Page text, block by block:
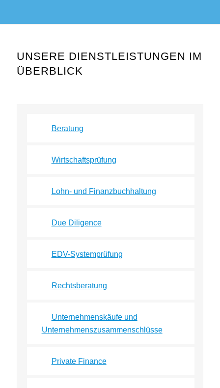
UNSERE DIENSTLEISTUNGEN IM
ÜBERBLICK
Beratung
Wirtschaftsprüfung
Lohn- und Finanzbuchhaltung
Due Diligence
EDV-Systemprüfung
Rechtsberatung
Unternehmenskäufe und
Unternehmenszusammenschlüsse
Private Finance